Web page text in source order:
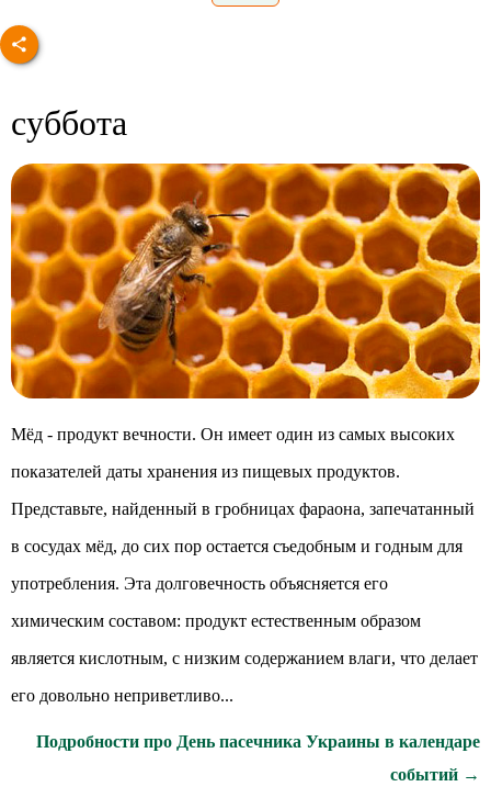
суббота
Мёд - продукт вечности. Он имеет один из самых высоких
показателей даты хранения из пищевых продуктов.
Представьте, найденный в гробницах фараона, запечатанный
в сосудах мёд, до сих пор остается съедобным и годным для
употребления. Эта долговечность объясняется его
химическим составом: продукт естественным образом
является кислотным, с низким содержанием влаги, что делает
его довольно неприветливо...
Подробности про День пасечника Украины в календаре
событий →